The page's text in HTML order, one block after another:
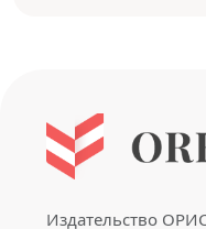
Издательство